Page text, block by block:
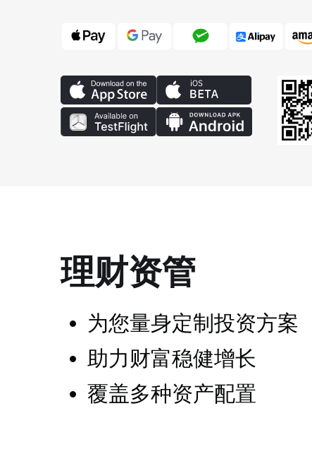
理财资管
为您量身定制投资方案
助力财富稳健增长
覆盖多种资产配置